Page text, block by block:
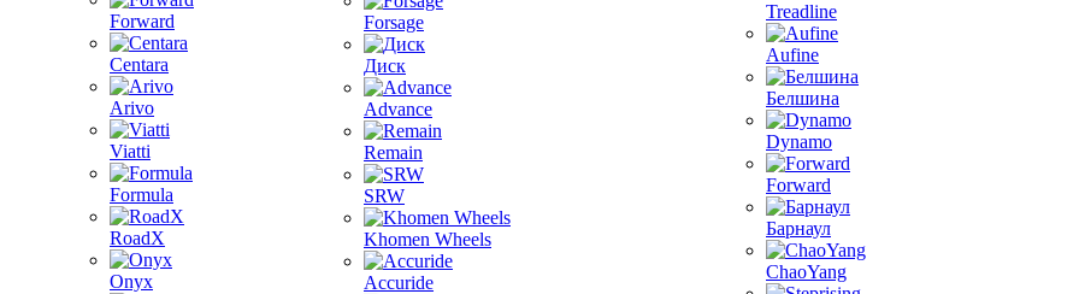
Forward
Centara
Arivo
Viatti
Formula
RoadX
Onyx
Forsage
Диск
Advance
Remain
SRW
Khomen Wheels
Accuride
Treadline
Aufine
Белшина
Dynamo
Forward
Барнаул
ChaoYang